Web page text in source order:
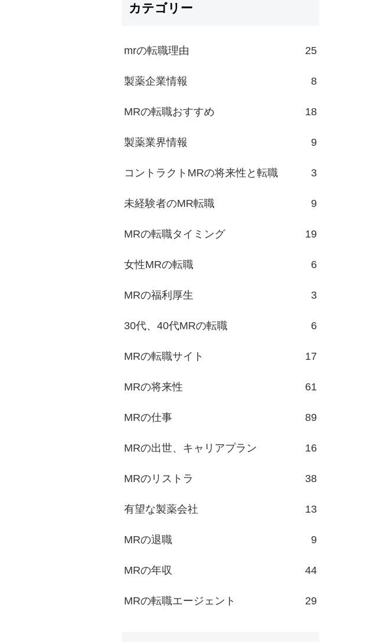
カテゴリー
mrの転職理由 25
製薬企業情報 8
MRの転職おすすめ 18
製薬業界情報 9
コントラクトMRの将来性と転職 3
未経験者のMR転職 9
MRの転職タイミング 19
女性MRの転職 6
MRの福利厚生 3
30代、40代MRの転職 6
MRの転職サイト 17
MRの将来性 61
MRの仕事 89
MRの出世、キャリアプラン 16
MRのリストラ 38
有望な製薬会社 13
MRの退職 9
MRの年収 44
MRの転職エージェント 29